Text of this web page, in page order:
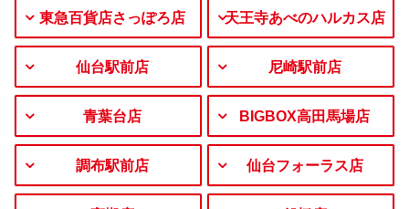
東急百貨店さっぽろ店 天王寺あべのハルカス店
仙台駅前店 尼崎駅前店
青葉台店 BIGBOX高田馬場店
調布駅前店 仙台フォーラス店